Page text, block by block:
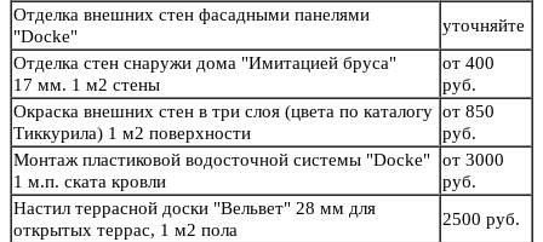
Отделка внешних стен фасадными панелями
"Docke"
уточняйте
Отделка стен снаружи дома "Имитацией бруса"
17 мм. 1 м2 стены
от 400
руб.
Окраска внешних стен в три слоя (цвета по каталогу
Тиккурила) 1 м2 поверхности
от 850
руб.
Монтаж пластиковой водосточной системы "Docke"
1 м.п. ската кровли
от 3000
руб.
Настил террасной доски "Вельвет" 28 мм для
открытых террас, 1 м2 пола
2500 руб.